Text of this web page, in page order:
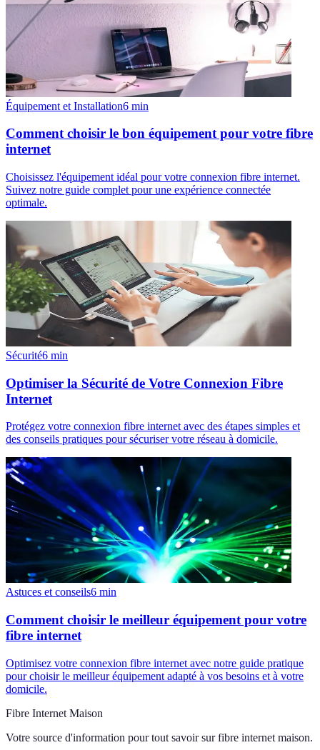
Équipement et Installation6 min
Comment choisir le bon équipement pour votre fibre
internet
Choisissez l'équipement idéal pour votre connexion fibre internet.
Suivez notre guide complet pour une expérience connectée
optimale.
Sécurité6 min
Optimiser la Sécurité de Votre Connexion Fibre
Internet
Protégez votre connexion fibre internet avec des étapes simples et
des conseils pratiques pour sécuriser votre réseau à domicile.
Astuces et conseils6 min
Comment choisir le meilleur équipement pour votre
fibre internet
Optimisez votre connexion fibre internet avec notre guide pratique
pour choisir le meilleur équipement adapté à vos besoins et à votre
domicile.
Fibre Internet Maison
Votre source d'information pour tout savoir sur fibre internet maison.